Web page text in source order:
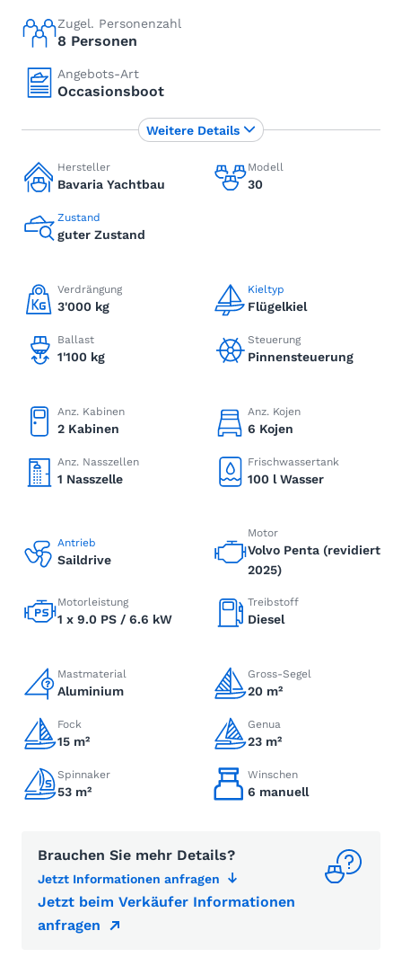
Zugel. Personenzahl
8 Personen
Angebots-Art
Occasionsboot
Hersteller
Bavaria Yachtbau
Modell
30
Zustand
guter Zustand
Verdrängung
3'000 kg
Kieltyp
Flügelkiel
Ballast
1'100 kg
Steuerung
Pinnensteuerung
Anz. Kabinen
2 Kabinen
Anz. Kojen
6 Kojen
Anz. Nasszellen
1 Nasszelle
Frischwassertank
100 l Wasser
Antrieb
Saildrive
Motor
Volvo Penta (revidiert
2025)
Motorleistung
1 x 9.0 PS / 6.6 kW
Treibstoff
Diesel
Mastmaterial
Aluminium
Gross-Segel
20 m²
Fock
15 m²
Genua
23 m²
Spinnaker
53 m²
Winschen
6 manuell
Brauchen Sie mehr Details?
Jetzt Informationen anfragen
Jetzt beim Verkäufer Informationen
anfragen
Weitere Details